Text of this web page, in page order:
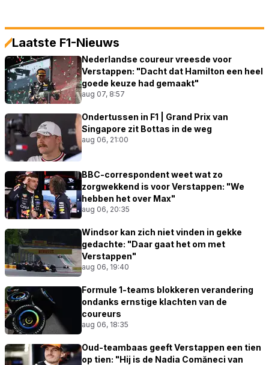
Laatste F1-Nieuws
Nederlandse coureur vreesde voor
Verstappen: "Dacht dat Hamilton een heel
goede keuze had gemaakt"
aug 07, 8:57
Ondertussen in F1 | Grand Prix van
Singapore zit Bottas in de weg
aug 06, 21:00
BBC-correspondent weet wat zo
zorgwekkend is voor Verstappen: "We
hebben het over Max"
aug 06, 20:35
Windsor kan zich niet vinden in gekke
gedachte: "Daar gaat het om met
Verstappen"
aug 06, 19:40
Formule 1-teams blokkeren verandering
ondanks ernstige klachten van de
coureurs
aug 06, 18:35
Oud-teambaas geeft Verstappen een tien
op tien: "Hij is de Nadia Comăneci van